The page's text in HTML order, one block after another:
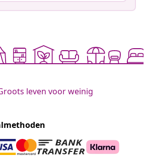
leven voor weinig